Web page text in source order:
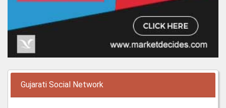
Gujarati Social Network